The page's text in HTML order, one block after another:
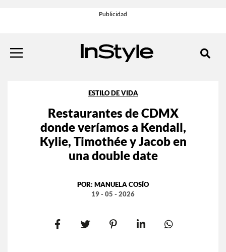
ESTILO DE VIDA
Restaurantes de CDMX
donde veríamos a Kendall,
Kylie, Timothée y Jacob en
una double date
POR: MANUELA COSÍO
19 - 05 - 2026